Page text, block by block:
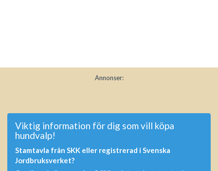
Annonser:
Viktig information för dig som vill köpa
hundvalp!
Stamtavla från SKK eller registrerad i Svenska
Jordbruksverket?